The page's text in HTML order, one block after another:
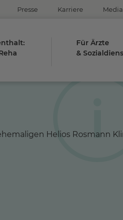
Presse Karriere
Für Ärzte
&
Helios Rosmann